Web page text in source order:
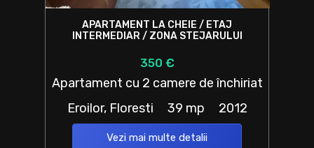
APARTAMENT LA CHEIE / ETAJ
INTERMEDIAR / ZONA STEJARULUI
350 €
Apartament cu 2 camere de închiriat
Eroilor, Floresti
39 mp 2012
Vezi mai multe detalii